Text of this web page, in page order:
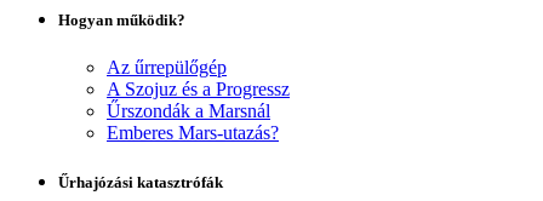
Hogyan működik?
Az űrrepülőgép
A Szojuz és a Progressz
Űrszondák a Marsnál
Emberes Mars-utazás?
Űrhajózási katasztrófák